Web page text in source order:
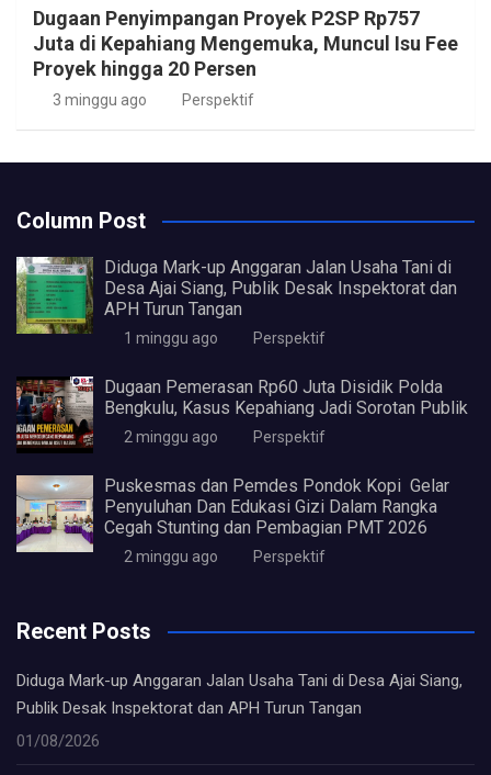
Dugaan Penyimpangan Proyek P2SP Rp757
Juta di Kepahiang Mengemuka, Muncul Isu Fee
Proyek hingga 20 Persen
3 minggu ago Perspektif
Column Post
Diduga Mark-up Anggaran Jalan Usaha Tani di
Desa Ajai Siang, Publik Desak Inspektorat dan
APH Turun Tangan
1 minggu ago Perspektif
Dugaan Pemerasan Rp60 Juta Disidik Polda
Bengkulu, Kasus Kepahiang Jadi Sorotan Publik
2 minggu ago Perspektif
Puskesmas dan Pemdes Pondok Kopi Gelar
Penyuluhan Dan Edukasi Gizi Dalam Rangka
Cegah Stunting dan Pembagian PMT 2026
2 minggu ago Perspektif
Recent Posts
Diduga Mark-up Anggaran Jalan Usaha Tani di Desa Ajai Siang,
Publik Desak Inspektorat dan APH Turun Tangan
01/08/2026